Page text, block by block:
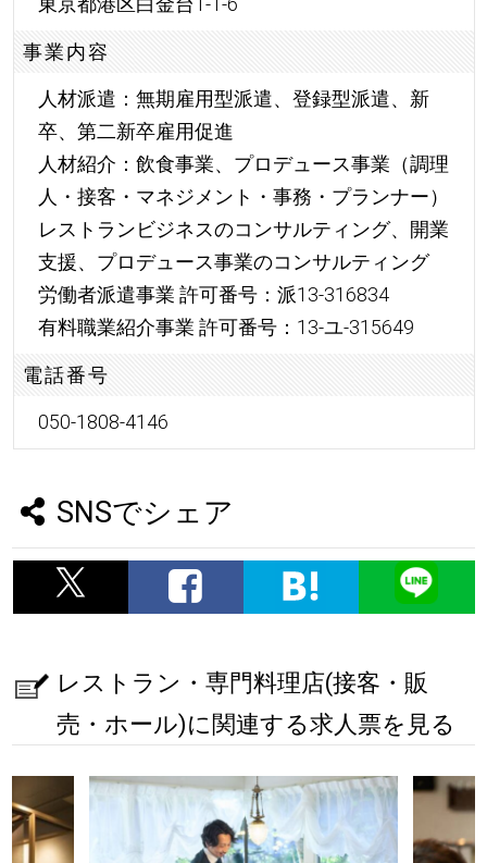
事業内容
人材派遣：無期雇用型派遣、登録型派遣、新
卒、第二新卒雇用促進
人材紹介：飲食事業、プロデュース事業（調理
人・接客・マネジメント・事務・プランナー）
レストランビジネスのコンサルティング、開業
支援、プロデュース事業のコンサルティング
労働者派遣事業 許可番号：派13-316834
有料職業紹介事業 許可番号：13-ユ-315649
電話番号
050-1808-4146
SNSでシェア
レストラン・専門料理店(接客・販
売・ホール)に関連する求人票を見る